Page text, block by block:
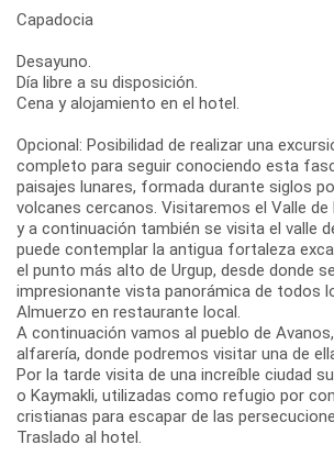
Capadocia
Desayuno.
Día libre a su disposición.
Cena y alojamiento en el hotel.
Opcional: Posibilidad de realizar una
completo para seguir conociendo esta
paisajes lunares, formada durante siglos
volcanes cercanos. Visitaremos el Valle de
y a continuación también se visita el valle
puede contemplar la antigua fortaleza
el punto más alto de Urgup, desde donde
impresionante vista panorámica de todos
Almuerzo en restaurante local.
A continuación vamos al pueblo de
alfarería, donde podremos visitar una de
Por la tarde visita de una increíble ciudad
o Kaymakli, utilizadas como refugio por
cristianas para escapar de las
Traslado al hotel.